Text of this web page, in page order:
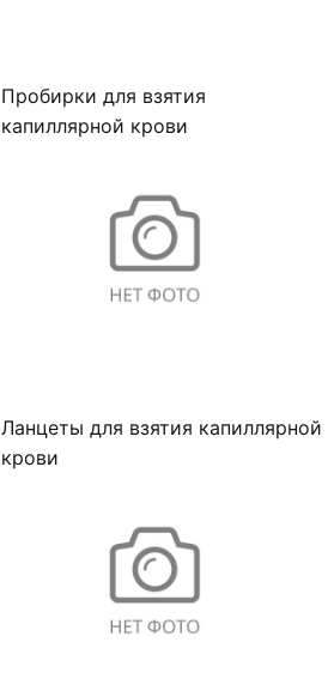
Пробирки для взятия
капиллярной крови
Ланцеты для взятия капиллярной
крови